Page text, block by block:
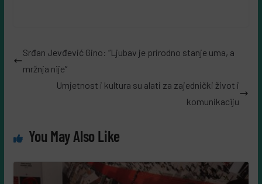
Srđan Jevđević Gino: “Ljubav je prirodno stanje uma, a
mržnja nije”
Umjetnost i kultura su alati za zajednički život i
komunikaciju
You May Also Like